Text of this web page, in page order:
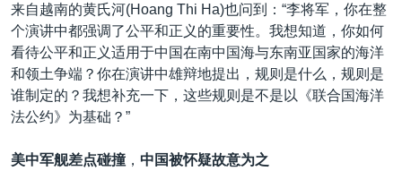
来自越南的黄氏河(Hoang Thi Ha)也问到：“李将军，你在整
个演讲中都强调了公平和正义的重要性。我想知道，你如何
看待公平和正义适用于中国在南中国海与东南亚国家的海洋
和领土争端？你在演讲中雄辩地提出，规则是什么，规则是
谁制定的？我想补充一下，这些规则是不是以《联合国海洋
法公约》为基础？”
美中军舰差点碰撞 ， 中国被怀疑故意为之